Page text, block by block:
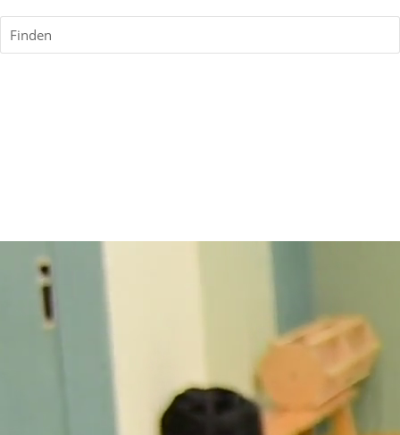
Finden